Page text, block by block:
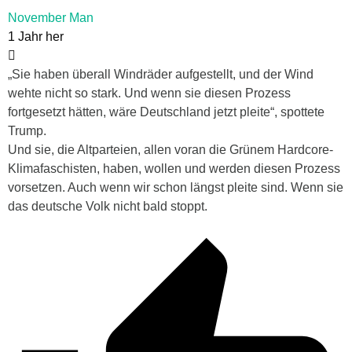
November Man
1 Jahr her
„Sie haben überall Windräder aufgestellt, und der Wind
wehte nicht so stark. Und wenn sie diesen Prozess
fortgesetzt hätten, wäre Deutschland jetzt pleite“, spottete
Trump.
Und sie, die Altparteien, allen voran die Grünem Hardcore-
Klimafaschisten, haben, wollen und werden diesen Prozess
vorsetzen. Auch wenn wir schon längst pleite sind. Wenn sie
das deutsche Volk nicht bald stoppt.